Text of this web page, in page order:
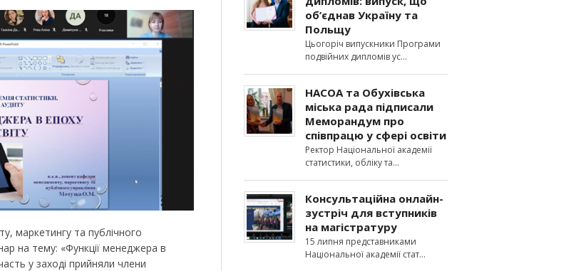
маркетингу та публічного
на тему: «Функції менеджера в
у заході прийняли члени
об’єднав Україну та
Польщу
Цьогоріч випускники Програми
подвійних дипломів ус
НАСОА та Обухівська
міська рада підписали
Меморандум про
співпрацю у сфері освіти
Ректор Національної академії
статистики, обліку та
Консультаційна онлайн-
зустріч для вступників
на магістратуру
15 липня представниками
Національної академії стат